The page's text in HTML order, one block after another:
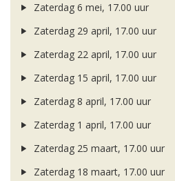
Zaterdag 6 mei, 17.00 uur
Zaterdag 29 april, 17.00 uur
Zaterdag 22 april, 17.00 uur
Zaterdag 15 april, 17.00 uur
Zaterdag 8 april, 17.00 uur
Zaterdag 1 april, 17.00 uur
Zaterdag 25 maart, 17.00 uur
Zaterdag 18 maart, 17.00 uur